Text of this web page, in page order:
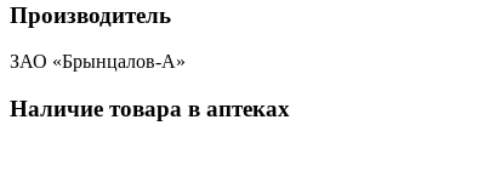
Производитель
ЗАО «Брынцалов-А»
Наличие товара в аптеках